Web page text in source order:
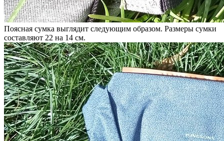
Поясная сумка выглядит следующим образом. Размеры сумки
составляют 22 на 14 см.